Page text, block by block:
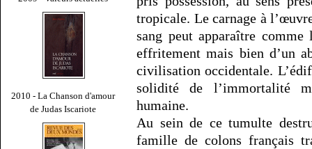
2010 - La Chanson d'amour
de Judas Iscariote
tropicale. Le carnage à
sang peut apparaître
effritement mais bien d’un
civilisation occidentale.
solidité de l’immortalité
humaine.
Au sein de ce tumulte
famille de colons français